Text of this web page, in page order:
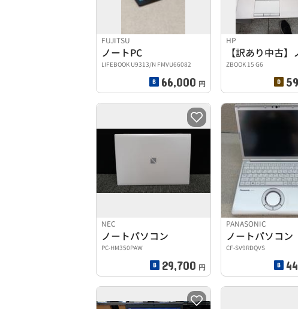
FUJITSU
ノートPC
LIFEBOOK U9313/N FMVU66082
66,000 円
HP
ZBOOK 15 G6
NEC
ノートパソコン
PC-HM350PAW
29,700 円
PANASONIC
ノートパソコン
CF-SV9RDQVS